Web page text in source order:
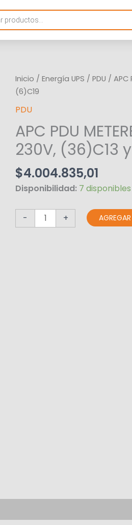
Inicio / Energía UPS / PDU / APC
(6)C19
PDU
APC PDU
230V, (36)C13
$4.004.835,01
Disponibilidad: 7 disponibles
-
APC
PDU
METERED
0U,
2G,
32A,
230V,
(36)C13
y
(6)C19
cantidad
+